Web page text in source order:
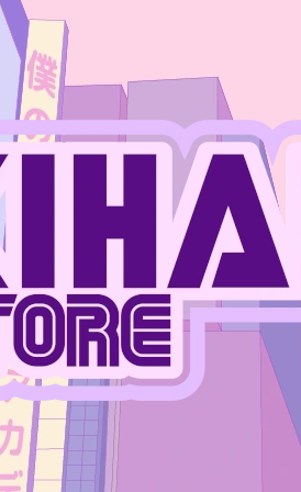
CO POTŘEBUJETE NAJÍT?
DOPORUČUJEME
KAISEN - MEGUMI FUSHIGURO